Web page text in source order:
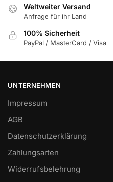
Weltweiter Versand
Anfrage für ihr Land
100% Sicherheit
PayPal / MasterCard / Visa
UNTERNEHMEN
Impressum
AGB
Datenschutzerklärung
Zahlungsarten
Widerrufsbelehrung